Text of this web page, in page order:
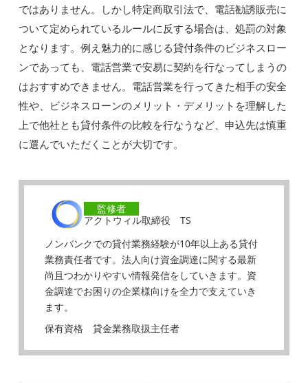
ではありません。しかし特定商取引法で、電話勧誘販売に
ついて定められているルールに反する場合は、処罰の対象
となります。例え魅力的に感じる貸付条件のビジネスロー
ンであっても、電話営業で安易に契約を行なってしまうの
はおすすめできません。電話営業を行ってきた相手の安全
性や、ビジネスローンのメリット・デメリットを理解した
上で他社とも貸付条件の比較を行なうなど、申込先は慎重
に選んでいただくことが大切です。
監修者
アクトウィル取締役 TS
ノンバンクでの貸付業務経験が10年以上ある貸付
業務責任者です。法人向け資金調達に関する最新
尚且つわかりやすい情報発信をしていきます。資
金調達でお困りの企業様向けを全力で支えていき
ます。
保有資格 貸金業務取扱主任者